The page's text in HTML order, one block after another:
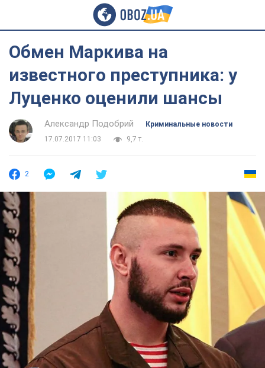
Обмен Маркива на
известного преступника: у
Луценко оценили шансы
Александр Подобрий
Криминальные новости
17.07.2017 11:03
9,7 т.
2